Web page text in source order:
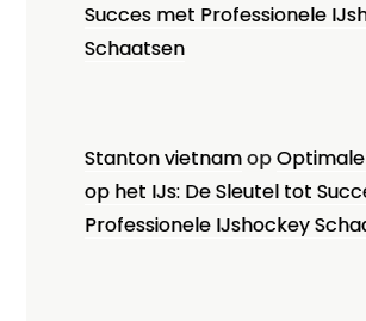
Succes met Professionele
Schaatsen
Stanton vietnamop
op het IJs: De Sleutel tot
Professionele IJshockey